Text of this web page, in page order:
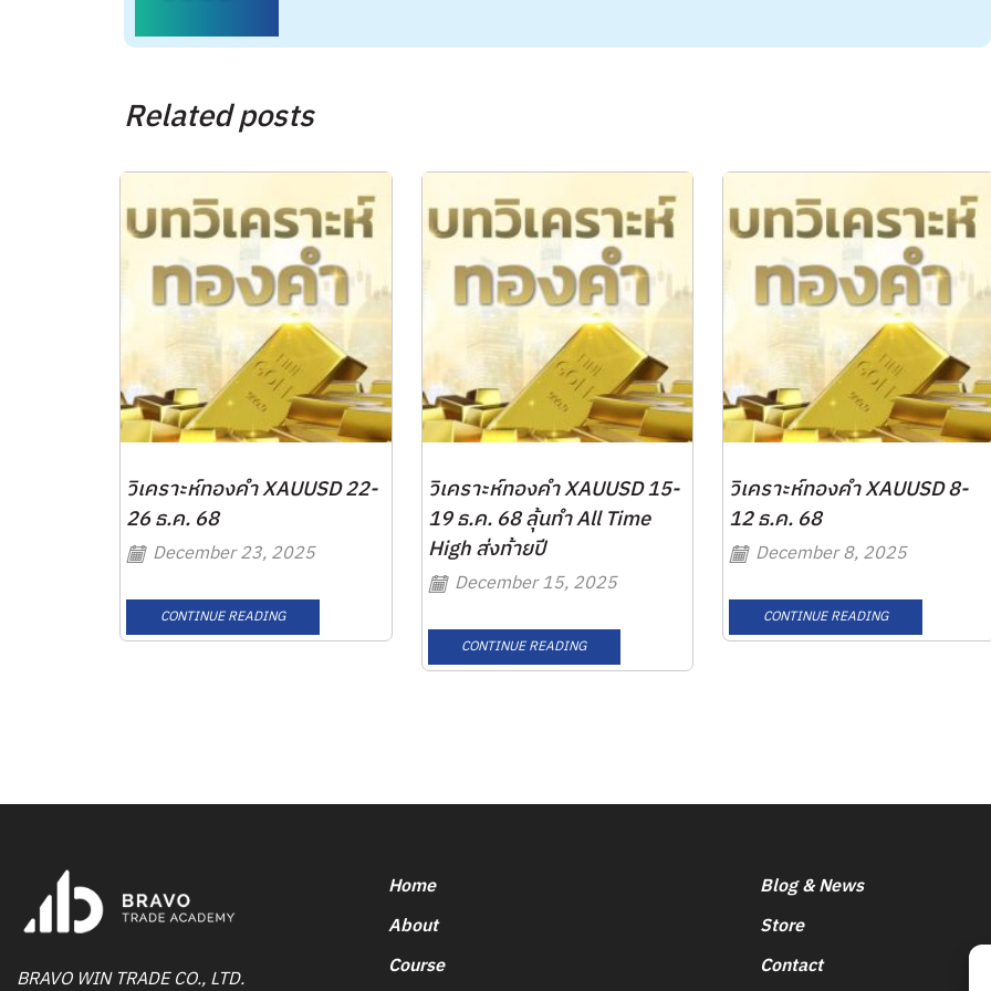
Related posts
วิเคราะห์ทองคำ XAUUSD 22-
26 ธ.ค. 68
December 23, 2025
CONTINUE READING
วิเคราะห์ทองคำ XAUUSD 15-
19 ธ.ค. 68 ลุ้นทำ All Time
High ส่งท้ายปี
December 15, 2025
CONTINUE READING
วิเคราะห์ทองคำ XAUUSD 8-
12 ธ.ค. 68
December 8, 2025
CONTINUE READING
BRAVO WIN TRADE CO., LTD.
Home
About
Course
Blog & News
Store
Contact